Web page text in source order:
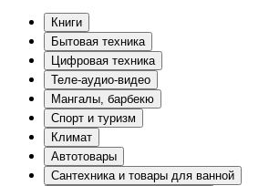
Книги
Бытовая техника
Цифровая техника
Теле-аудио-видео
Мангалы, барбекю
Спорт и туризм
Климат
Автотовары
Сантехника и товары для ванной